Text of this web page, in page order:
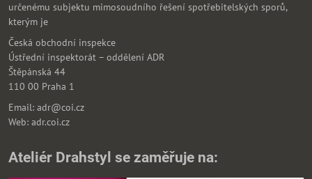
určenému subjektu mimosoudního řešení spotřebitelských sporů,
kterým je
Česká obchodní inspekce
Ústřední inspektorát – oddělení ADR
Štěpánská 44
110 00 Praha 1
Email: adr@coi.cz
Web: adr.coi.cz
Ateliér Drahstyl se zaměřuje na: